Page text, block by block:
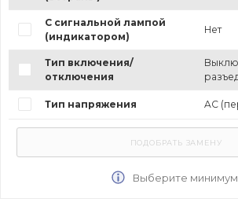
С сигнальной лампой
(индикатором)
Нет
Тип включения/
отключения
Тип напряжения AC
Выберите минимум